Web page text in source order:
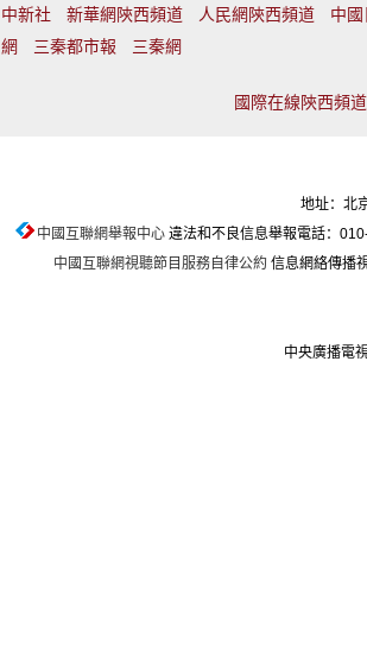
中新社 新華網陝西頻道 人民網陝西頻道
中
網
三秦都市報 三秦網
國際在線陝西頻
地址：北
中國互聯網舉報中心違法和不良信息舉報電話：
中國互聯網視聽節目服務自律公約 信息網絡傳播
中央廣播電